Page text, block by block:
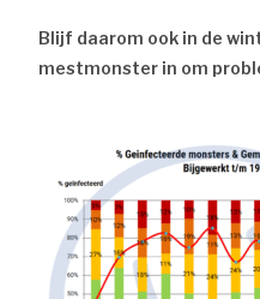
Blijf daarom ook in de
mestmonster in om